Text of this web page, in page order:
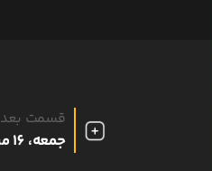
قسمت بعد
جمعه، 16 مرداد 1405